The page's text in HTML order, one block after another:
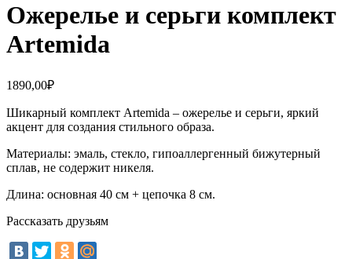
Ожерелье и серьги комплект
Artemida
1890,00₽
Шикарный комплект Artemida – ожерелье и серьги, яркий
акцент для создания стильного образа.
Материалы: эмаль, стекло, гипоаллергенный бижутерный
сплав, не содержит никеля.
Длина: основная 40 см + цепочка 8 см.
Рассказать друзьям